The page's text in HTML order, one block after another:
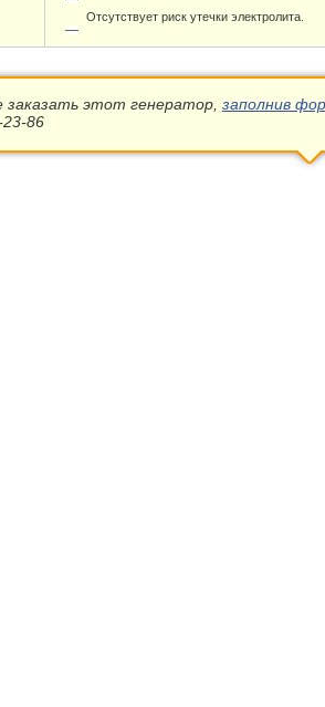
Отсутствует риск утечки электролита.
этот генератор, заполнив
86